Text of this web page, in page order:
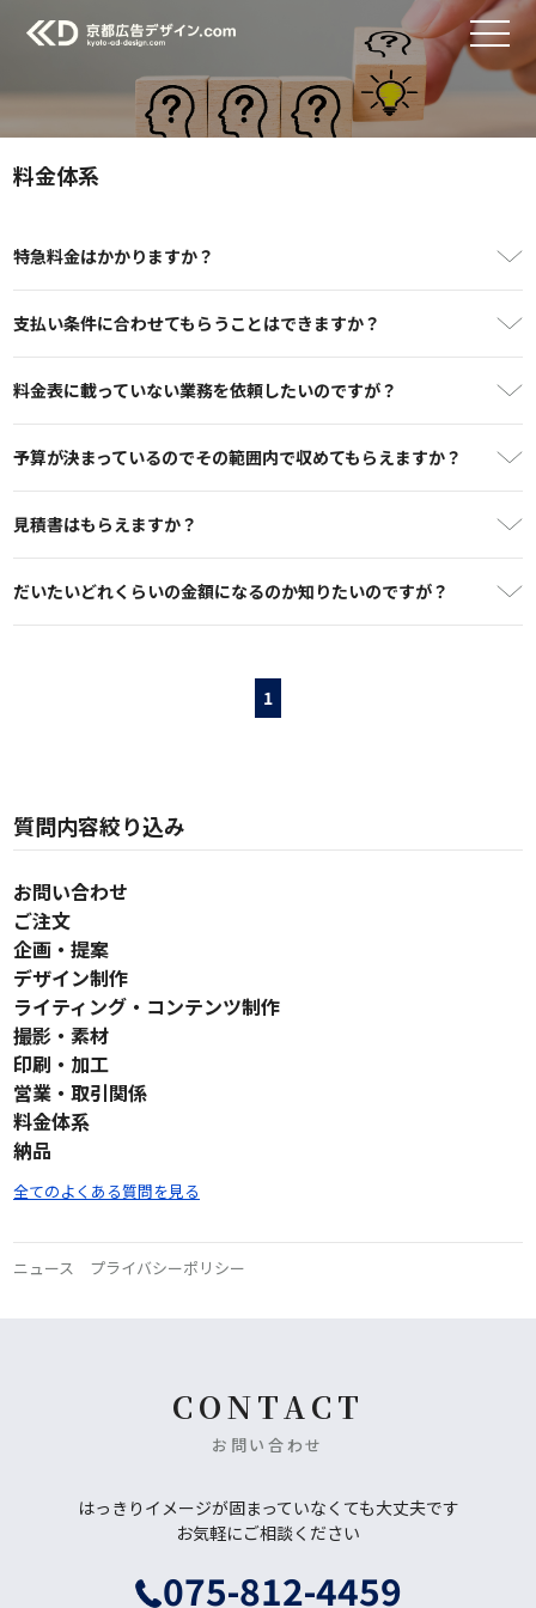
料金体系
特急料金はかかりますか？
支払い条件に合わせてもらうことはできますか？
料金表に載っていない業務を依頼したいのですが？
予算が決まっているのでその範囲内で収めてもらえますか？
見積書はもらえますか？
だいたいどれくらいの金額になるのか知りたいのですが？
1
質問内容絞り込み
お問い合わせ
ご注文
企画・提案
デザイン制作
ライティング・コンテンツ制作
撮影・素材
印刷・加工
営業・取引関係
料金体系
納品
全てのよくある質問を見る
ニュース プライバシーポリシー
CONTACT
お問い合わせ
はっきりイメージが固まっていなくても大丈夫です
お気軽にご相談ください
075-812-4459